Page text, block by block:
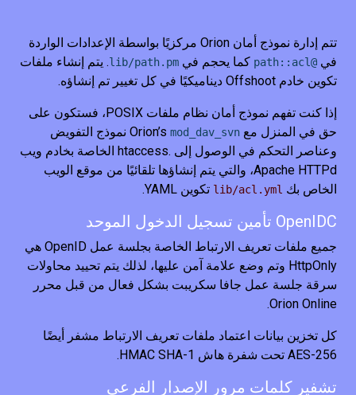
تتم إدارة نموذج أمان Orion مركزيًا بواسطة الإعدادات الواردة
في @path::acl كما يحجم في lib/path.pm. يتم إنشاء ملفات
تكوين خادم Offshoot ديناميكيًا في كل تغيير تم إنشاؤه.
إذا كنت تفهم نموذج أمان نظام ملفات POSIX، فستكون على
حق في المنزل مع Orion’s mod_dav_svn
نموذج التفويض
وعناصر التحكم في الوصول إلى .htaccess الخاصة بخادم ويب
Apache HTTPd، والتي يتم إنشاؤها تلقائيًا من موقع الويب
الخاص بك lib/acl.yml تكوين YAML.
OpenIDC تأمين تسجيل الدخول الموحد
جميع ملفات تعريف الارتباط الخاصة بجلسة عمل OpenID هي
HttpOnly وتم وضع علامة آمن عليها، لذلك يتم تحييد محاولات
سرقة جلسة عمل جافا سكريبت بشكل فعال من قبل محرر
Orion Online.
كل تخزين بيانات اعتماد ملفات تعريف الارتباط مشفر أيضًا
AES-256 تحت شفرة هاش HMAC SHA-1.
تشفير كلمات مرور الإصدار الفرعي